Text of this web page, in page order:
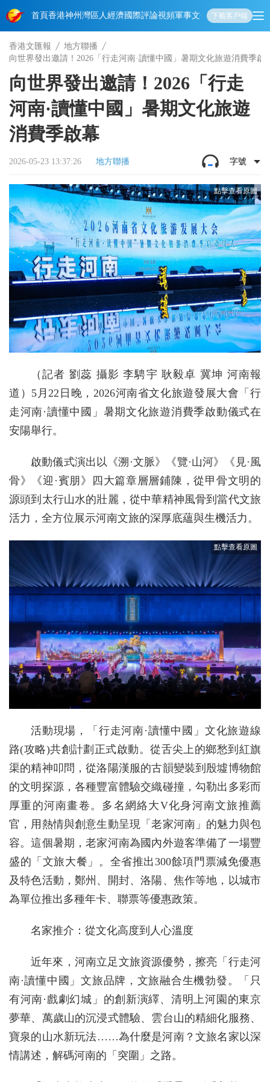
首頁香港神州 灣區人經濟國際評論視頻軍事文化 娛樂生活教育體
下載客戶端
香港文匯報
地方聯播
向世界發出邀請！2026「行走河南·讀懂中國」暑期文化旅遊消費季啟
向世界發出邀請！2026「行走
河南·讀懂中國」暑期文化旅遊
消費季啟幕
2026-05-23 13:37:26 地方聯播 字號
（記者 劉蕊 攝影 李騁宇 耿毅卓 冀坤 河南報
道）5月22日晚，2026河南省文化旅遊發展大會「行
走河南·讀懂中國」暑期文化旅遊消費季啟動儀式在
安陽舉行。
啟動儀式演出以《溯·文脈》《覽·山河》《見·風
骨》《迎·賓朋》四大篇章層層鋪陳，從甲骨文明的
源頭到太行山水的壯麗，從中華精神風骨到當代文旅
活力，全方位展示河南文旅的深厚底蘊與生機活力。
活動現場，「行走河南·讀懂中國」文化旅遊線
路(攻略)共創計劃正式啟動。從舌尖上的鄉愁到紅旗
渠的精神叩問，從洛陽漢服的古韻變裝到殷墟博物館
的文明探源，各種豐富體驗交織碰撞，勾勒出多彩而
厚重的河南畫卷。多名網絡大V化身河南文旅推薦
官，用熱情與創意生動呈現「老家河南」的魅力與包
容。這個暑期，老家河南為國內外遊客準備了一場豐
盛的「文旅大餐」。全省推出300餘項門票減免優惠
及特色活動，鄭州、開封、洛陽、焦作等地，以城市
為單位推出多種年卡、聯票等優惠政策。
名家推介：從文化高度到人心溫度
近年來，河南立足文旅資源優勢，擦亮「行走河
南·讀懂中國」文旅品牌，文旅融合生機勃發。「只
有河南·戲劇幻城」的創新演繹、清明上河園的東京
夢華、萬歲山的沉浸式體驗、雲台山的精細化服務、
寶泉的山水新玩法……為什麼是河南？文旅名家以深
情講述，解碼河南的「突圍」之路。